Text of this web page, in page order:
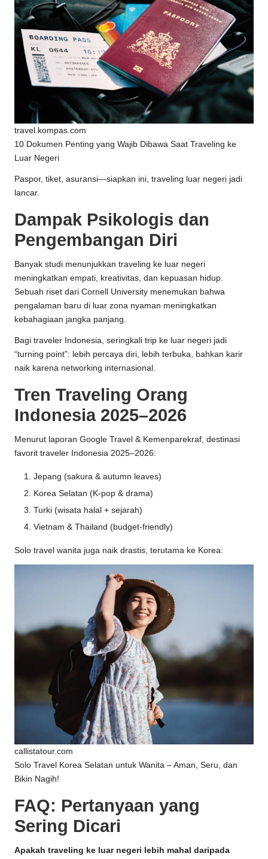
travel.kompas.com
10 Dokumen Penting yang Wajib Dibawa Saat Traveling ke
Luar Negeri
Paspor, tiket, asuransi—siapkan ini, traveling luar negeri jadi
lancar.
Dampak Psikologis dan
Pengembangan Diri
Banyak studi menunjukkan traveling ke luar negeri
meningkatkan empati, kreativitas, dan kepuasan hidup.
Sebuah riset dari Cornell University menemukan bahwa
pengalaman baru di luar zona nyaman meningkatkan
kebahagiaan jangka panjang.
Bagi traveler Indonesia, seringkali trip ke luar negeri jadi
“turning point”: lebih percaya diri, lebih terbuka, bahkan karir
naik karena networking internasional.
Tren Traveling Orang
Indonesia 2025–2026
Menurut laporan Google Travel & Kemenparekraf, destinasi
favorit traveler Indonesia 2025–2026:
Jepang (sakura & autumn leaves)
Korea Selatan (K-pop & drama)
Turki (wisata halal + sejarah)
Vietnam & Thailand (budget-friendly)
Solo travel wanita juga naik drastis, terutama ke Korea:
callistatour.com
Solo Travel Korea Selatan untuk Wanita – Aman, Seru, dan
Bikin Nagih!
FAQ: Pertanyaan yang
Sering Dicari
Apakah traveling ke luar negeri lebih mahal daripada